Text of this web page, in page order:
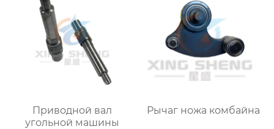
Приводной вал
угольной машины
Рычаг ножа комбайна